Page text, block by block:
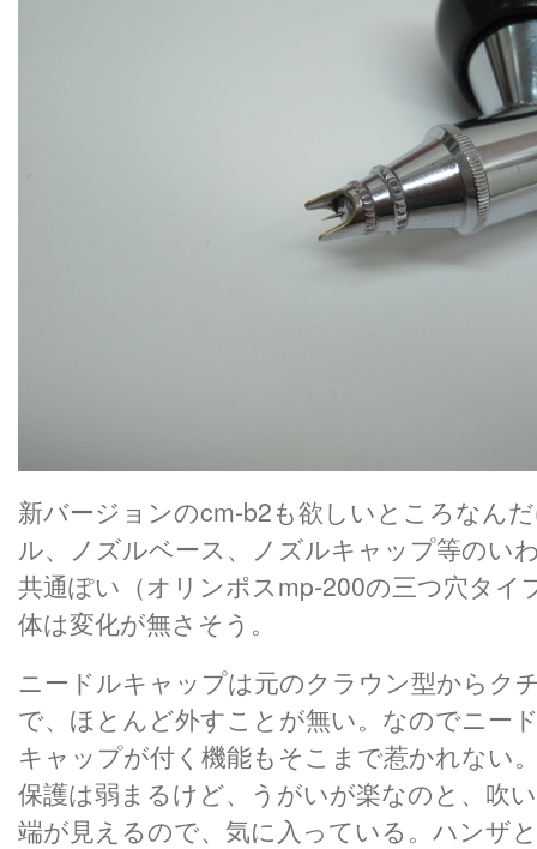
新バージョンのcm-b2も欲しいところなん
ル、ノズルベース、ノズルキャップ等のい
共通ぽい（オリンポスmp-200の三つ穴タイ
体は変化が無さそう。
ニードルキャップは元のクラウン型からク
で、ほとんど外すことが無い。なのでニー
キャップが付く機能もそこまで惹かれない
保護は弱まるけど、うがいが楽なのと、吹
端が見えるので、気に入っている。ハンザ